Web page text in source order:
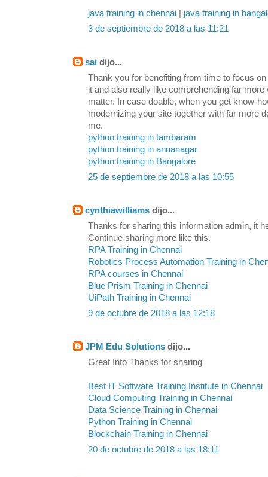
java training in chennai
java training in
3 de septiembre de 2018 a las 11:21
sai dijo...
Thank you for benefiting from time to focus
it and also really like comprehending far
matter. In case doable, when you get know-
modernizing your site together with far more
me.
python training in tambaram
python training in annanagar
python training in Bangalore
25 de septiembre de 2018 a las 10:55
cynthiawilliams dijo...
Thanks for sharing this information admin, it
Continue sharing more like this.
RPA Training in Chennai
Robotics Process Automation Training in
RPA courses in Chennai
Blue Prism Training in Chennai
UiPath Training in Chennai
9 de octubre de 2018 a las 12:18
JPM Edu Solutions dijo...
Great Info Thanks for sharing
Best IT Software Training Institute in Chennai
Cloud Computing Training in Chennai
Data Science Training in Chennai
Python Training in Chennai
Blockchain Training in Chennai
20 de octubre de 2018 a las 18:11